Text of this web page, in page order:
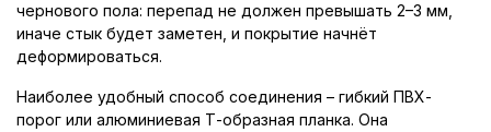
чернового пола: перепад не должен превышать 2–3 мм,
иначе стык будет заметен, и покрытие начнёт
деформироваться.
Наиболее удобный способ соединения – гибкий ПВХ-
порог или алюминиевая Т-образная планка. Она